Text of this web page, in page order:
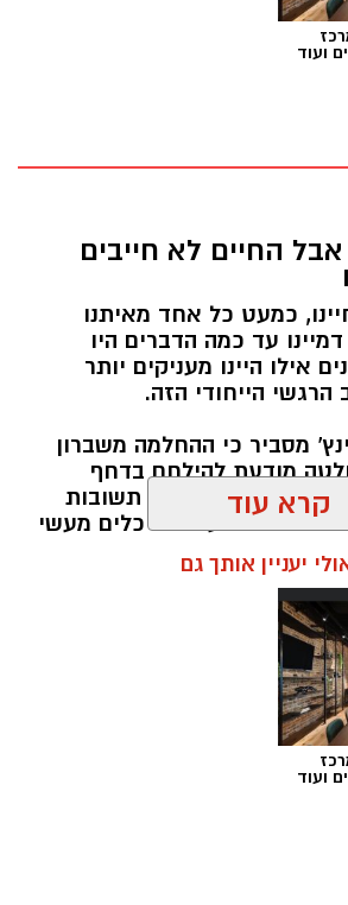
ועוד
החיים לא חייבים
כמעט כל אחד מאיתנו
עד כמה הדברים היו
אילו היינו מעניקים יותר
הייחודי הזה.
מסביר כי ההחלמה משברון
מודעת להילחם בדחף
את העבר ולחפש תשובות
הוא מציע ארגז כלים מעשי
להשתחרר מהכאב ולהמשיך
לפעמים, אבל אנחנו לא
איתו.
קרא עוד
יעניין אותך גם
ועוד